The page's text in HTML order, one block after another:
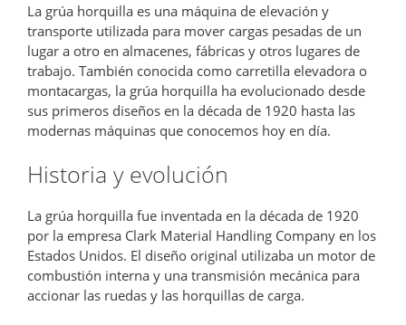
La grúa horquilla es una máquina de elevación y
transporte utilizada para mover cargas pesadas de un
lugar a otro en almacenes, fábricas y otros lugares de
trabajo. También conocida como carretilla elevadora o
montacargas, la grúa horquilla ha evolucionado desde
sus primeros diseños en la década de 1920 hasta las
modernas máquinas que conocemos hoy en día.
Historia y evolución
La grúa horquilla fue inventada en la década de 1920
por la empresa Clark Material Handling Company en los
Estados Unidos. El diseño original utilizaba un motor de
combustión interna y una transmisión mecánica para
accionar las ruedas y las horquillas de carga.